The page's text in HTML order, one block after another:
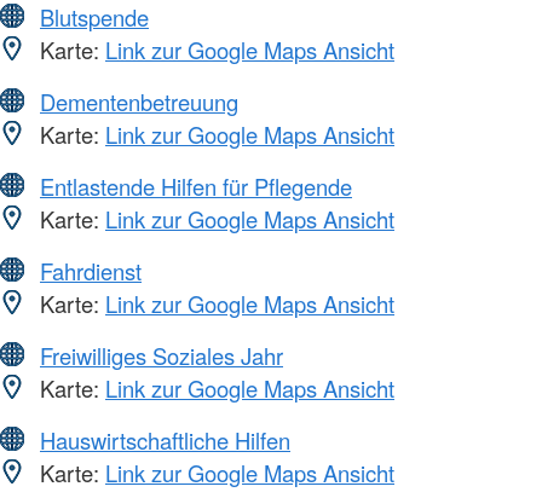
Blutspende
Karte: Link zur Google Maps Ansicht
Dementenbetreuung
Karte: Link zur Google Maps Ansicht
Entlastende Hilfen für Pflegende
Karte: Link zur Google Maps Ansicht
Fahrdienst
Karte: Link zur Google Maps Ansicht
Freiwilliges Soziales Jahr
Karte: Link zur Google Maps Ansicht
Hauswirtschaftliche Hilfen
Karte: Link zur Google Maps Ansicht